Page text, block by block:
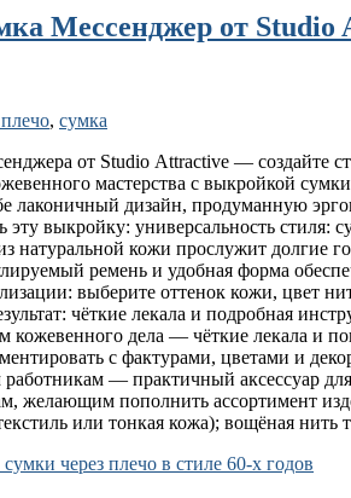
Мессенджер от Studio
, сумка
от Studio Attractive — создайте
мастерства с выкройкой
лаконичный дизайн, продуманную
эту выкройку: универсальность стиля:
натуральной кожи прослужит долгие
ремень и удобная форма
выберите оттенок кожи, цвет
чёткие лекала и подробная
кожевенного дела — чёткие лекала и
с фактурами, цветами и
— практичный аксессуар
желающим пополнить ассортимент
или тонкая кожа); вощёная